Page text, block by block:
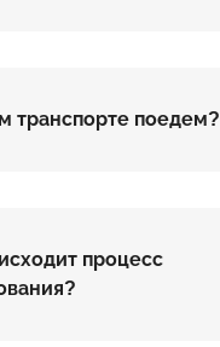
транспорте поедем?
процесс